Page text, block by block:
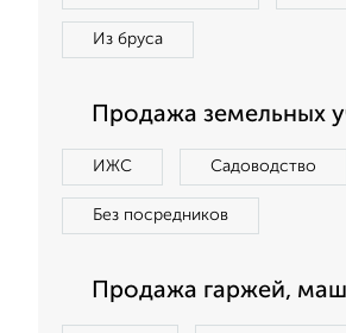
Из бруса
Продажа земельных
ИЖС Садоводство
Без посредников
Продажа гаржей,